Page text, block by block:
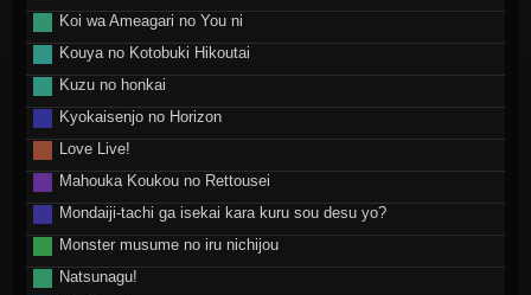
Koi wa Ameagari no You ni
Kouya no Kotobuki Hikoutai
Kuzu no honkai
Kyokaisenjo no Horizon
Love Live!
Mahouka Koukou no Rettousei
Mondaiji-tachi ga isekai kara kuru sou desu yo?
Monster musume no iru nichijou
Natsunagu!